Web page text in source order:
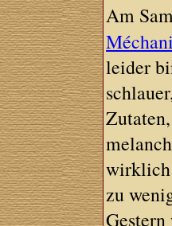
Am
leider
wirklich
zu